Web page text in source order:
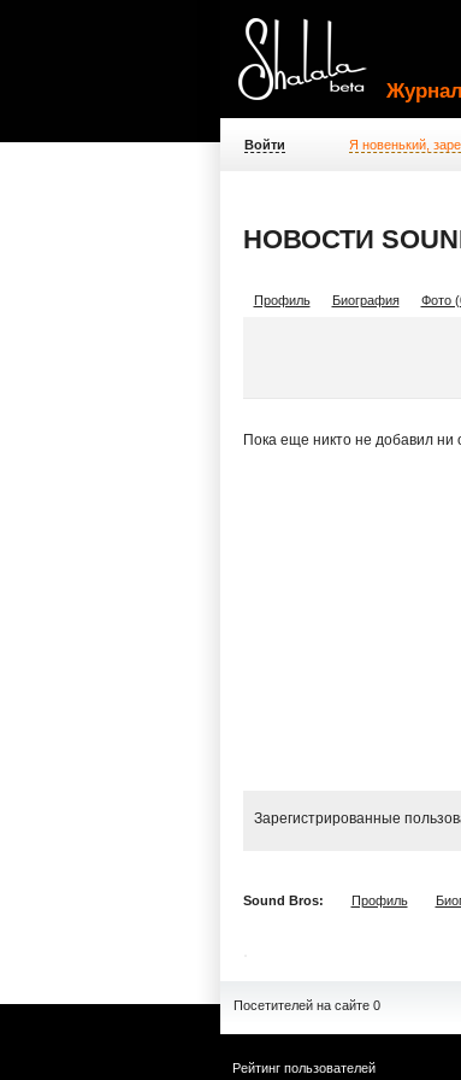
Журнал
Войти Я новенький,
НОВОСТИ
Профиль Биография Фото
Пока еще никто не добавил
Зарегистрированные
Sound Bros: Профиль
Посетителей на сайте 0
Рейтинг пользователей